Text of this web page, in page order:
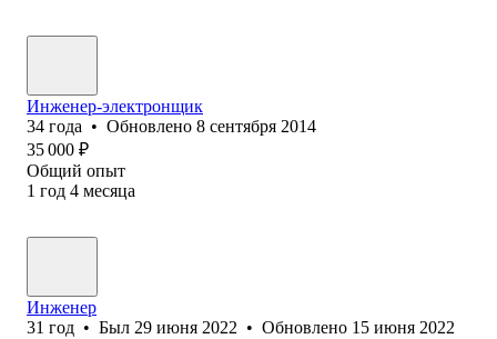
Инженер-электронщик
34 года • Обновлено 8 сентября 2014
35 000 ₽
Общий опыт
1 год 4 месяца
Инженер
31 год • Был 29 июня 2022 • Обновлено 15 июня 2022